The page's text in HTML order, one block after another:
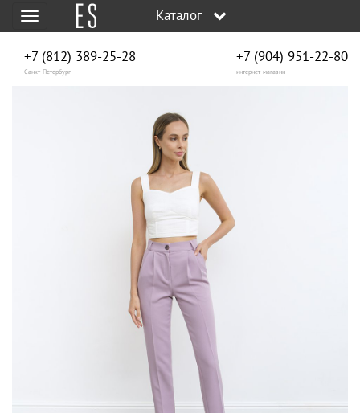
Меню Каталог
+7 (812) 389-25-28
Санкт-Петербург
+7 (904) 951‑22‑80
интернет-магазин